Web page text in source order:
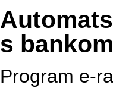
s bankom
Program e-